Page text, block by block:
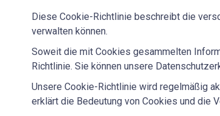
Diese Cookie-Richtlinie beschreibt die
verwalten können.
Soweit die mit Cookies gesammelten
Richtlinie. Sie können unsere
Unsere Cookie-Richtlinie wird regelmäßig
erklärt die Bedeutung von Cookies und die